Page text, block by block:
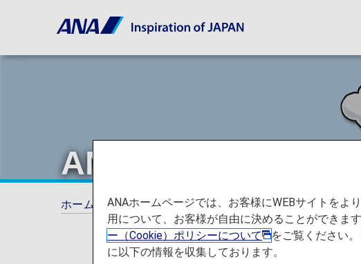
ANAの日本国内線
ホーム 旅の計画とご予約 プロモーション ANAの
ANAホームページでは、お客様にWEBサイトを
用について、お客様が自由に決めることができま
ー（Cookie）ポリシーについて
をご覧ください
に以下の情報を収集しております。